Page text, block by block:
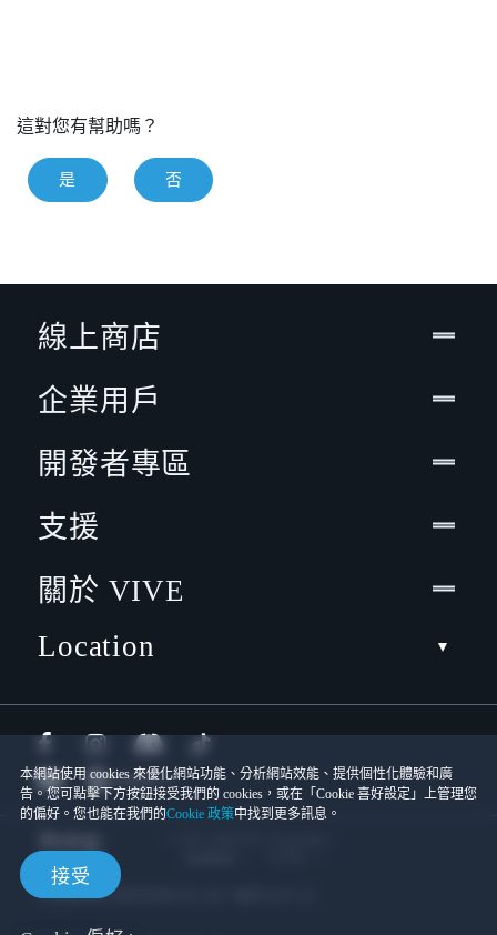
這對您有幫助嗎？
是 否
本網站使用 cookies 來優化網站功能、分析網站效能、提供個性化體驗和廣
告。您可點擊下方按鈕接受我們的 cookies，或在「Cookie 喜好設定」上管理您
的偏好。您也能在我們的Cookie 政策中找到更多訊息。
接受
線上商店
企業用戶
開發者專區
支援
關於 VIVE
Location
宏達國際電子股份有限公司 | 統一編號16003518